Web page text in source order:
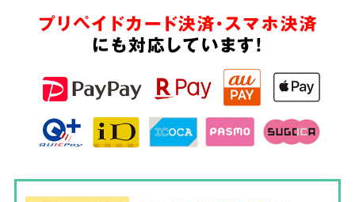
プリペイドカード決済・スマホ決済
にも対応しています!